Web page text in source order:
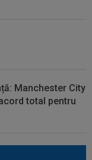
Manchester City
total pentru